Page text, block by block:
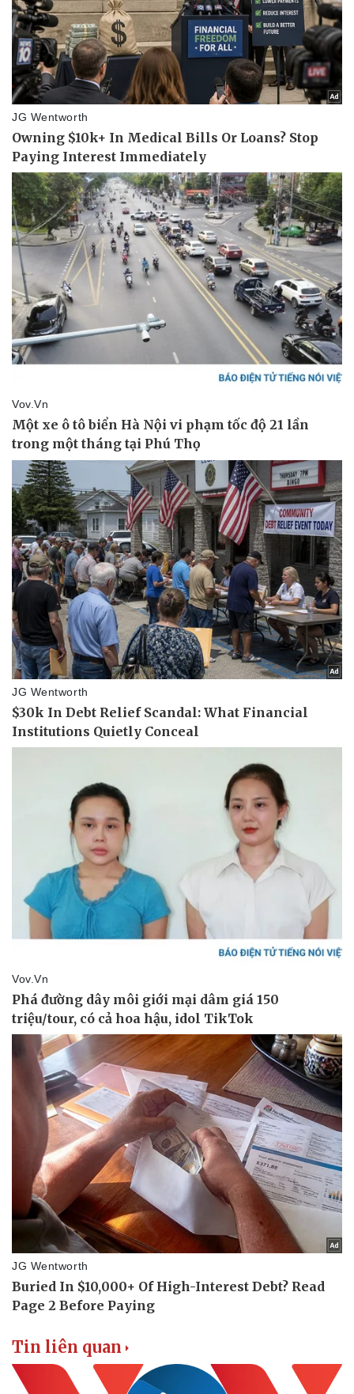
Pháp luật
Vụ án
Tin nóng
Tư vấn luật
Quân sự - Quốc phòng
Việt Nam
Phân tích
Tin liên quan